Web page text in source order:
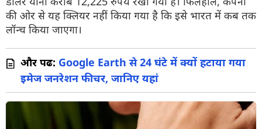
की ओर से यह क्लियर नहीं किया गया है कि इसे भारत में कब तक
लॉन्च किया जाएगा।
और पढें: Google Earth से 24 घंटे में क्यों हटाया गया
इमेज जनरेशन फीचर, जानिए यहां